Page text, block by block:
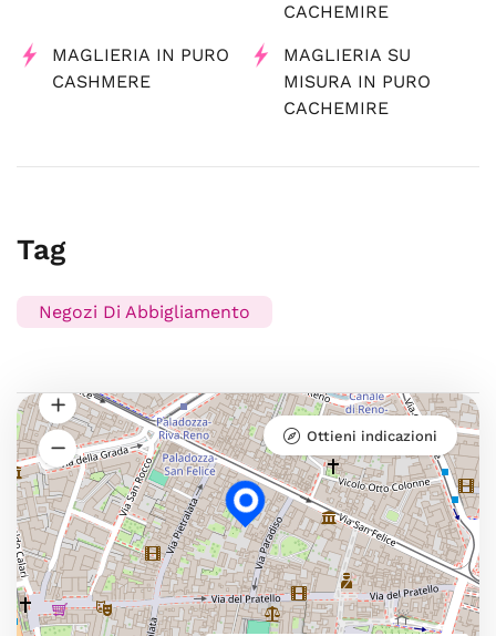
CACHEMIRE
MAGLIERIA IN PURO
CASHMERE
MAGLIERIA SU
MISURA IN PURO
CACHEMIRE
Tag
Negozi Di Abbigliamento
Ottieni indicazioni